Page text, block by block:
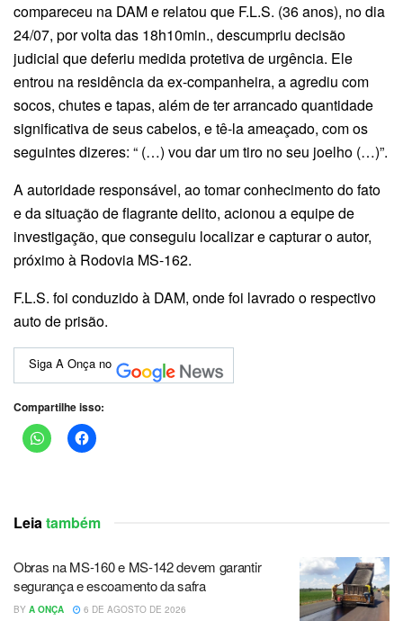
compareceu na DAM e relatou que F.L.S. (36 anos), no dia
24/07, por volta das 18h10min., descumpriu decisão
judicial que deferiu medida protetiva de urgência. Ele
entrou na residência da ex-companheira, a agrediu com
socos, chutes e tapas, além de ter arrancado quantidade
significativa de seus cabelos, e tê-la ameaçado, com os
seguintes dizeres: “ (…) vou dar um tiro no seu joelho (…)”.
A autoridade responsável, ao tomar conhecimento do fato
e da situação de flagrante delito, acionou a equipe de
investigação, que conseguiu localizar e capturar o autor,
próximo à Rodovia MS-162.
F.L.S. foi conduzido à DAM, onde foi lavrado o respectivo
auto de prisão.
Siga A Onça no
Compartilhe isso:
Leiatambém
Obras na MS-160 e MS-142 devem garantir
segurança e escoamento da safra
BY A ONÇA 6 DE AGOSTO DE 2026